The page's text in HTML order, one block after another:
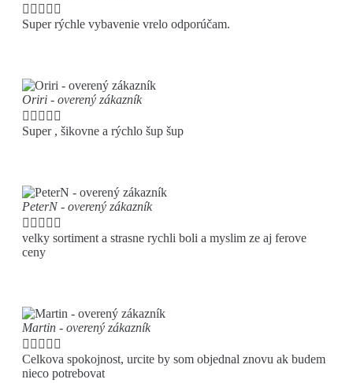
    
Super rýchle vybavenie vrelo odporúčam.
Oriri - overený zákazník
    
Super , šikovne a rýchlo šup šup
PeterN - overený zákazník
    
velky sortiment a strasne rychli boli a myslim ze aj ferove
ceny
Martin - overený zákazník
    
Celkova spokojnost, urcite by som objednal znovu ak budem
nieco potrebovat